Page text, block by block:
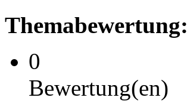
Themabewertung:
0
Bewertung(en)